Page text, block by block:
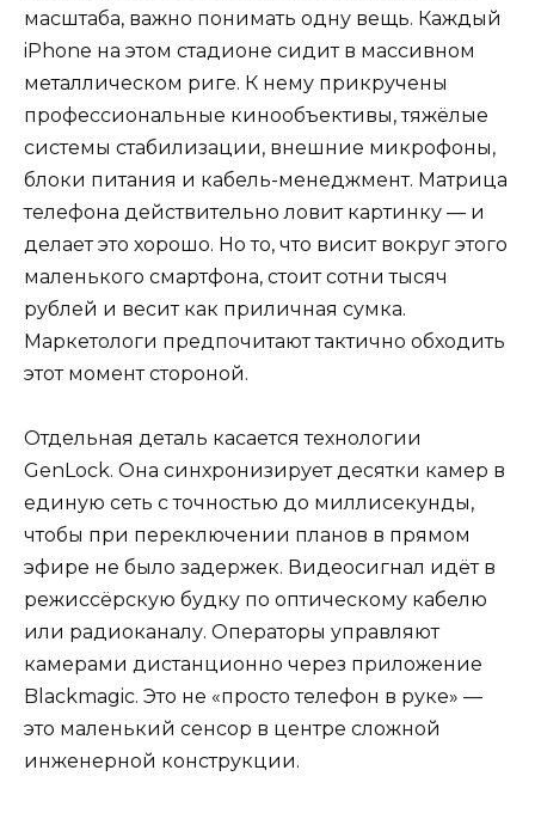
масштаба, важно понимать одну вещь. Каждый
iPhone на этом стадионе сидит в массивном
металлическом риге. К нему прикручены
профессиональные кинообъективы, тяжёлые
системы стабилизации, внешние микрофоны,
блоки питания и кабель-менеджмент. Матрица
телефона действительно ловит картинку — и
делает это хорошо. Но то, что висит вокруг этого
маленького смартфона, стоит сотни тысяч
рублей и весит как приличная сумка.
Маркетологи предпочитают тактично обходить
этот момент стороной.
Отдельная деталь касается технологии
GenLock. Она синхронизирует десятки камер в
единую сеть с точностью до миллисекунды,
чтобы при переключении планов в прямом
эфире не было задержек. Видеосигнал идёт в
режиссёрскую будку по оптическому кабелю
или радиоканалу. Операторы управляют
камерами дистанционно через приложение
Blackmagic. Это не «просто телефон в руке» —
это маленький сенсор в центре сложной
инженерной конструкции.